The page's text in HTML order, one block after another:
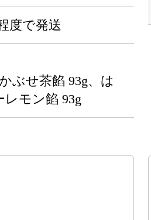
度で発送
ぶせ茶餡 93g、は
モン餡 93g